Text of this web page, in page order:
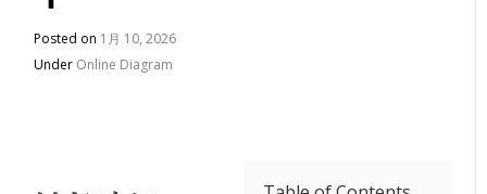
Posted on 1月 10, 2026
Under Online Diagram